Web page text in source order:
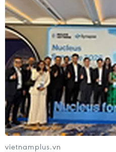
Australia: Xuất hiện
mới tại New South
12/11/2019 07:18
Tính đến sáng 12/11, tổng
tại bang New South Wales,
đang ở mức cảnh báo khẩn
tiếp cho con người.
vietnamplus.vn